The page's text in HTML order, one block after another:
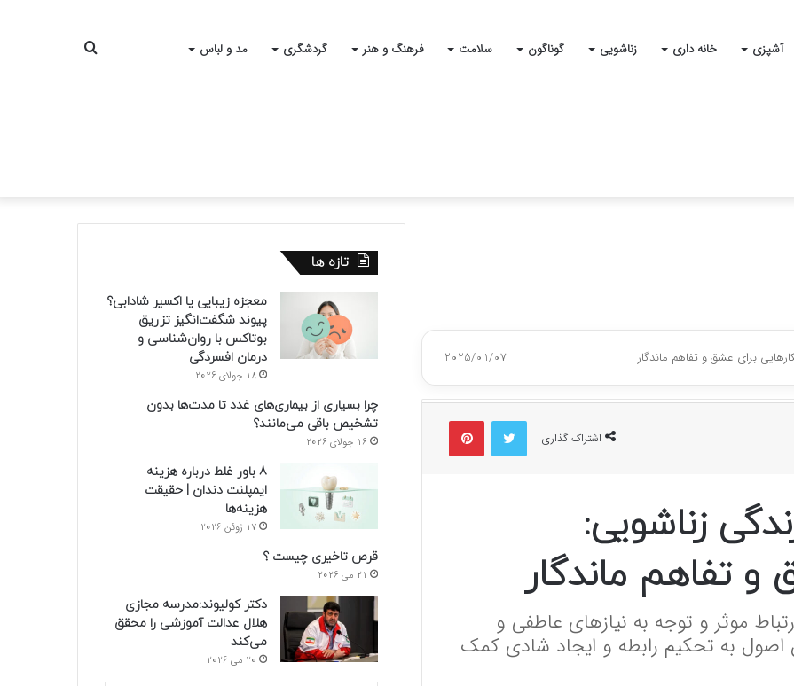
آشپزی خانه داری زناشویی گوناگون سلامت فرهنگ و هنر گردشگری مد و لباس جستجو
برای عشق و تفاهم ماندگار 2025/01/07
اشتراک گذاری
توییتر پینتریست
زناشویی:
و تفاهم ماندگار
موثر و توجه به نیازهای عاطفی و
به تحکیم رابطه و ایجاد شادی کمک
تازه ها
معجزه زیبایی یا اکسیر شادابی؟
پیوند شگفت‌انگیز تزریق
بوتاکس با روان‌شناسی و
درمان افسردگی
18 جولای 2026
چرا بسیاری از بیماری‌های غدد تا مدت‌ها بدون
تشخیص باقی می‌مانند؟
16 جولای 2026
8 باور غلط درباره هزینه
ایمپلنت دندان | حقیقت
هزینه‌ها
17 ژوئن 2026
قرص تاخیری چیست ؟
21 می 2026
دکتر کولیوند:مدرسه مجازی
هلال عدالت آموزشی را محقق
می‌کند
20 می 2026